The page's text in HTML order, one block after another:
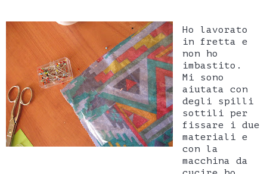
Ho lavorato
in fretta e
non ho
imbastito.
Mi sono
aiutata con
degli spilli
sottili per
fissare i due
materiali e
con la
macchina da